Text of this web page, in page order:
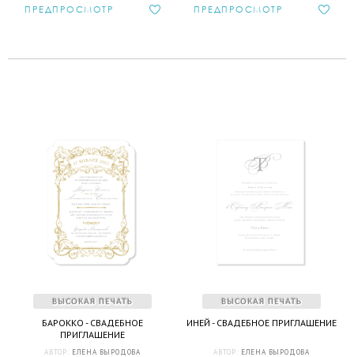
ПРЕДПРОСМОТР ПРЕДПРОСМОТР
БАРОККО - СВАДЕБНОЕ
ПРИГЛАШЕНИЕ
АВТОР: ЕЛЕНА ВЫРОДОВА
ИНЕЙ - СВАДЕБНОЕ ПРИГЛАШЕНИЕ
АВТОР: ЕЛЕНА ВЫРОДОВА